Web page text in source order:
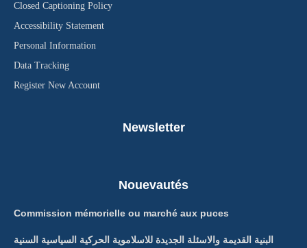
Closed Captioning Policy
Accessibility Statement
Personal Information
Data Tracking
Register New Account
Newsletter
Nouevautés
Commission mémorielle ou marché aux puces
البنية القديمة والاسئلة الجديدة للاسلاموية الحركية السياسية السنية